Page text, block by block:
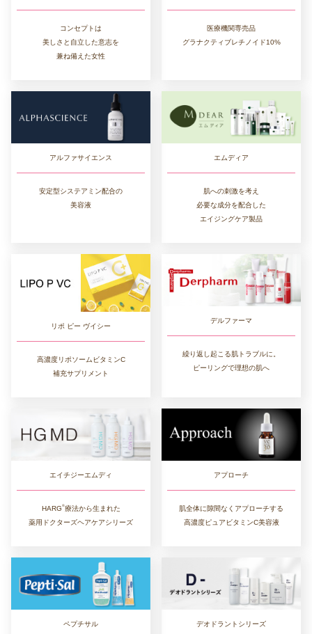
コンセプトは
美しさと自立した意志を
兼ね備えた女性
医療機関専売品
グラナクティブレチノイド10%
アルファサイエンス
安定型システアミン配合の
美容液
エムディア
肌への刺激を考え
必要な成分を配合した
エイジングケア製品
リポ ピー ヴイシー
高濃度リポソームビタミンC
補充サプリメント
デルファーマ
繰り返し起こる肌トラブルに。
ピーリングで理想の肌へ
エイチジーエムディ
HARG®︎療法から生まれた
薬用ドクターズヘアケアシリーズ
アプローチ
肌全体に隙間なくアプローチする
高濃度ピュアビタミンC美容液
ペプチサル デオドラントシリーズ